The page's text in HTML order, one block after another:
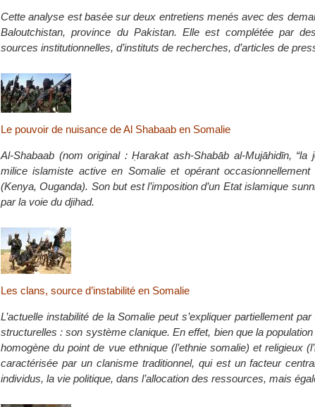
Cette analyse est basée sur deux entretiens menés avec des
Baloutchistan, province du Pakistan. Elle est complétée par
sources institutionnelles, d’instituts de recherches, d’articles de
Le pouvoir de nuisance de Al Shabaab en Somalie
Al-Shabaab (nom original : Ḥarakat ash-Shabāb al-Mujāhidīn, “la
milice islamiste active en Somalie et opérant
(Kenya, Ouganda). Son but est l’imposition d’un Etat islamique
par la voie du djihad.
Les clans, source d’instabilité en Somalie
L’actuelle instabilité de la Somalie peut s’expliquer partiellement
structurelles : son système clanique. En effet, bien que la
homogène du point de vue ethnique (l’ethnie somalie) et religieux
caractérisée par un clanisme traditionnel, qui est un facteur
individus, la vie politique, dans l’allocation des ressources, mais